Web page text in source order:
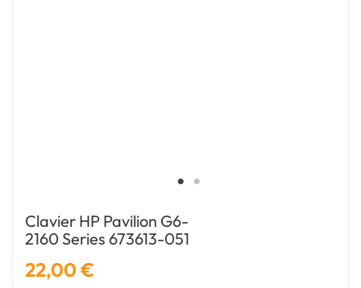
Clavier HP Pavilion G6-
2160 Series 673613-051
22,00 €